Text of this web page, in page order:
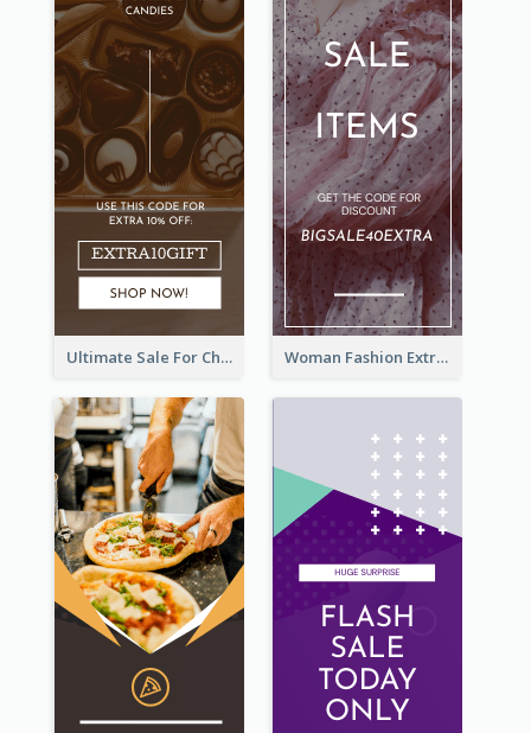
Ultimate Sale For Chocolate And Candies Wide Skyscraper Banner Woman Fashion Extra Sale Wide Skyscraper Banner